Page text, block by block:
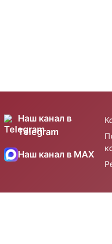
Наш канал в
Telegram
Наш канал в MAX